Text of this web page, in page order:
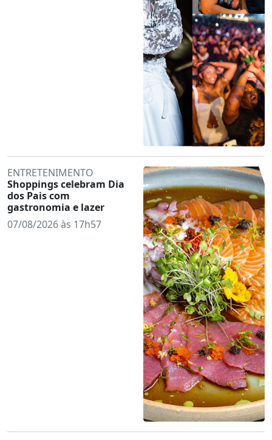
ENTRETENIMENTO
Shoppings celebram Dia
dos Pais com
gastronomia e lazer
07/08/2026 às 17h57